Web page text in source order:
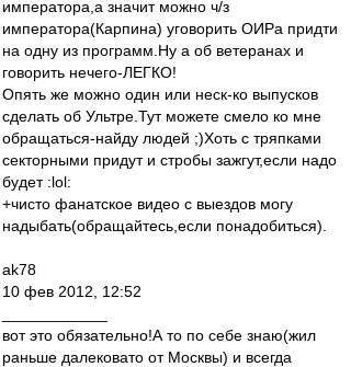
императора,а значит можно ч/з
императора(Карпина) уговорить ОИРа придти
на одну из программ.Ну а об ветеранах и
говорить нечего-ЛЕГКО!
Опять же можно один или неск-ко выпусков
сделать об Ультре.Тут можете смело ко мне
обращаться-найду людей ;)Хоть с тряпками
секторными придут и стробы зажгут,если надо
будет :lol:
+чисто фанатское видео с выездов могу
надыбать(обращайтесь,если понадобиться).
ak78
10 фев 2012, 12:52
вот это обязательно!А то по себе знаю(жил
раньше далековато от Москвы) и всегда